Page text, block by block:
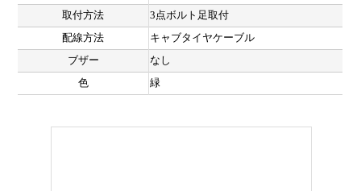
取付方法
3点ボルト足取付
配線方法
キャブタイヤケーブル
ブザー
なし
色
緑